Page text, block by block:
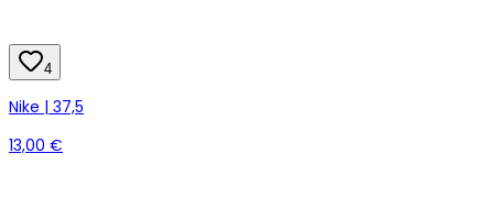
4
Nike | 37,5
13,00 €